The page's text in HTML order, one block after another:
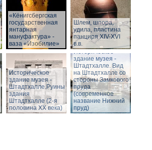
«Кёнигсбергская
государственная
янтарная
мануфактура» -
ваза «Изобилие»
Шлем, шпора,
удила, пластина
панциря XIV-XVI
в.в.
Историческое
здание музея -
Штадтхалле.Руины
здания
Штадтхалле (2-я
половина ХХ века)
Историческое
здание музея -
Штадтхалле. Вид
на Штадтхалле со
стороны Замкового
пруда
(современное
название Нижний
пруд)